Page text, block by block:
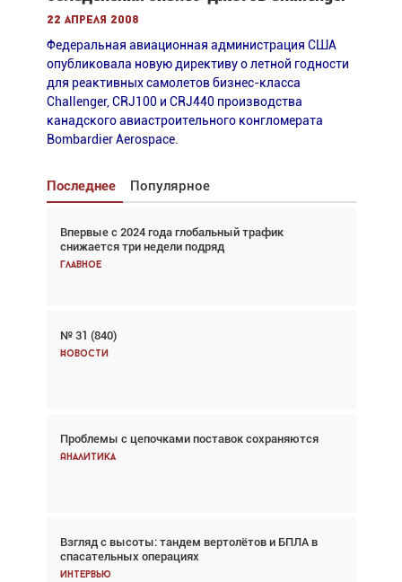
22 апреля 2008
Федеральная авиационная администрация США
опубликовала новую директиву о летной годности
для реактивных самолетов бизнес-класса
Challenger, CRJ100 и CRJ440 производства
канадского авиастроительного конгломерата
Bombardier Aerospace.
Последнее Популярное
Впервые с 2024 года глобальный трафик
снижается три недели подряд
Главное
№ 31 (840)
Новости
Проблемы с цепочками поставок сохраняются
Аналитика
Взгляд с высоты: тандем вертолётов и БПЛА в
спасательных операциях
Интервью
Взгляд с высоты: тандем вертолётов и БПЛА в
спасательных операциях
Главное
Авиационный фотограф Дэйв Кох: «Фотография
говорит сама за себя... а ИИ всё портит»
Впервые с 2024 года глобальный трафик
снижается три недели подряд
Частный самолёт – это актив. Подходите к
покупке соответствующим образом
Интервью